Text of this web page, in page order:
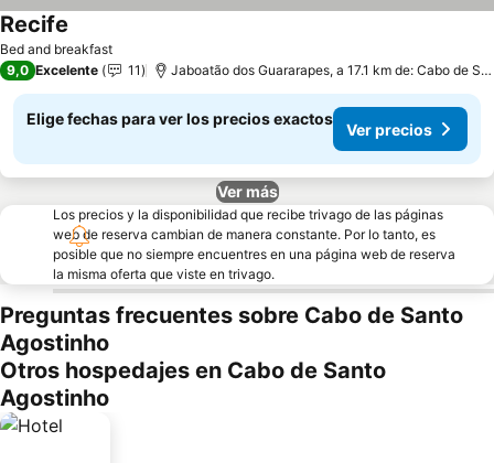
Bed and breakfast
Recife
9,0 Excelente 11 Jaboatão dos Guararapes, a 17.1 km de: Cabo de Santo Agostinho
Elige fechas para ver los precios exactos
Ver precios
Ver más
Los precios y la disponibilidad que recibe trivago de las páginas
web de reserva cambian de manera constante. Por lo tanto, es
posible que no siempre encuentres en una página web de reserva
la misma oferta que viste en trivago.
Preguntas frecuentes sobre Cabo de Santo
Agostinho
Otros hospedajes en Cabo de Santo
Agostinho